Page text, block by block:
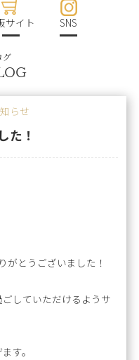
サイト SNS
グ
らせ
た！
がとうございました！
していただけるようサ
す。